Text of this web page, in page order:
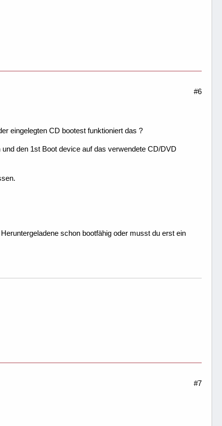
#6
eingelegten CD bootest funktioniert das ?
den 1st Boot device auf das verwendete CD/DVD
schon bootfähig oder musst du erst ein
#7